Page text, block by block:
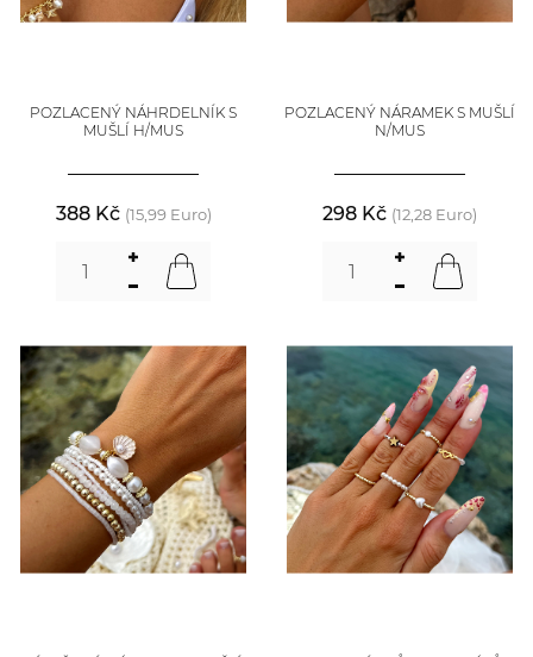
POZLACENÝ NÁHRDELNÍK S
MUŠLÍ H/MUS
388 Kč (15,99 Euro)
POZLACENÝ NÁRAMEK S MUŠLÍ
N/MUS
298 Kč (12,28 Euro)